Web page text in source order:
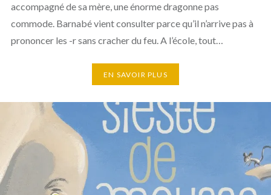
accompagné de sa mère, une énorme dragonne pas
commode. Barnabé vient consulter parce qu’il n’arrive pas à
prononcer les -r sans cracher du feu. A l’école, tout…
EN SAVOIR PLUS